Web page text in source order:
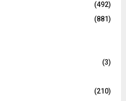
(492)
(881)
(3)
(210)